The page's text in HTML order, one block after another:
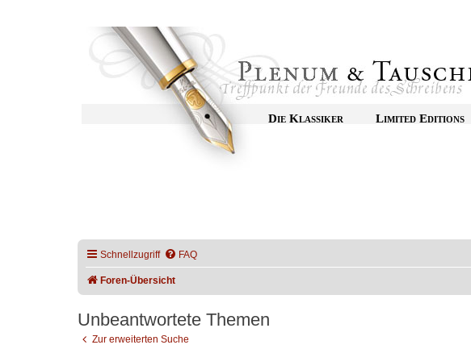
Die Klassiker Limited Editions
Schnellzugriff FAQ
Foren-Übersicht
Unbeantwortete Themen
Zur erweiterten Suche